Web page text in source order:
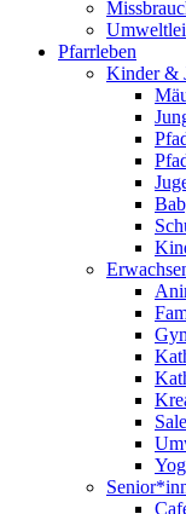
Pfarrleben
Kinder &